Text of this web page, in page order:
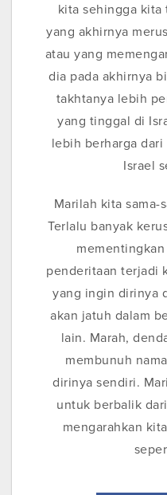
kita sehingga kita
yang akhirnya
atau yang
dia pada akhirnya
takhtanya lebih
yang tinggal di
lebih berharga
Israel
Marilah kita sama-
Terlalu banyak
penderitaan terjadi
yang ingin dirinya
akan jatuh dalam
lain. Marah,
membunuh
dirinya sendiri.
untuk berbalik
mengarahkan